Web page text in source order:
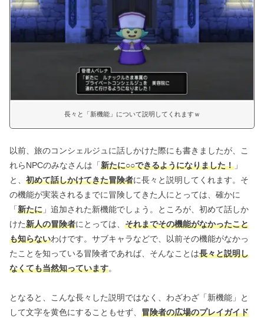
長々と「新機能」について説明してくれますｗ
以前、旅のコンシェルジュに話しかけた際にも書きましたが、こ
れらNPCのみなさんは「新たに○○できるようになりました！ 」
と、 初めて話しかけてきた冒険者に長々と説明してくれます。そ
の機能が実装されるまでに冒険してきた人にとっては、確かに
「新たに 」追加された新機能でしょう。ところが、初めて話しか
けた新人の冒険者にとっては、 それまでその機能がなかったこと
も知らないわけです。サブキャラなどで、以前その機能がなかっ
たことを知っている冒険者であれば、そんなことは長々と説明し
なくても当然知っています。
となると、こんな長々した説明ではなく、わざわざ「新機能」と
して文字を黄色にすることもせず、 冒険者の広場のプレイガイド